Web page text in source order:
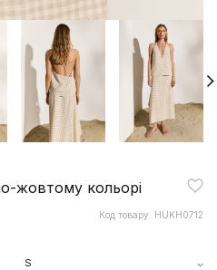
жовтому кольорі
Код товару: HUKH0712
S